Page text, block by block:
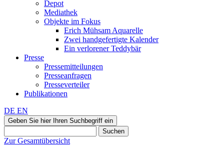
Depot
Mediathek
Objekte im Fokus
Erich Mühsam Aquarelle
Zwei handgefertigte Kalender
Ein verlorener Teddybär
Presse
Pressemitteilungen
Presseanfragen
Presseverteiler
Publikationen
DE EN
Geben Sie hier Ihren Suchbegriff ein
Suchen
Zur Gesamtübersicht